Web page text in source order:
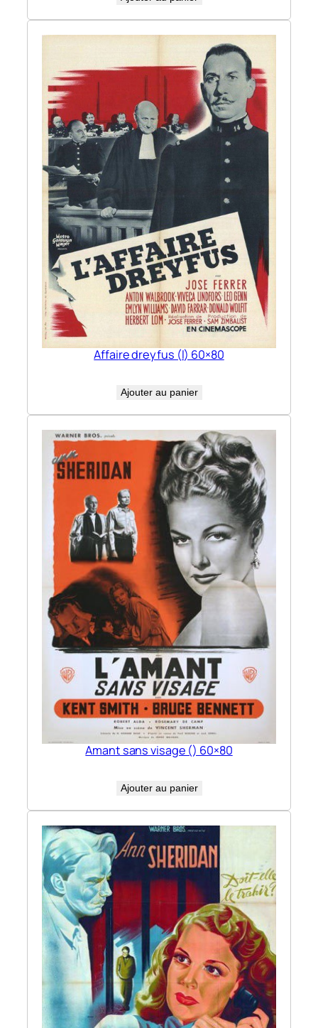
Affaire dreyfus (l) 60×80
Ajouter au panier
Amant sans visage () 60×80
Ajouter au panier